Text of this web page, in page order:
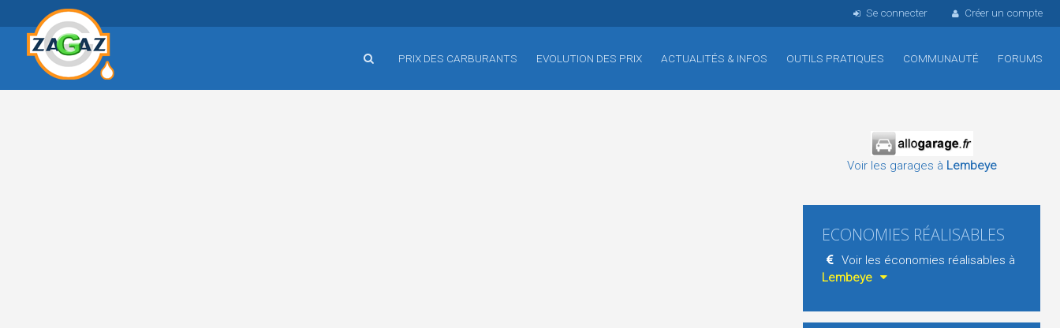
Se connecter Créer un compte
PRIX DES CARBURANTS EVOLUTION DES PRIX ACTUALITÉS & INFOS OUTILS PRATIQUES COMMUNAUTÉ FORUMS
Voir les garages à Lembeye
ECONOMIES RÉALISABLES
Voir les économies réalisables à
Lembeye